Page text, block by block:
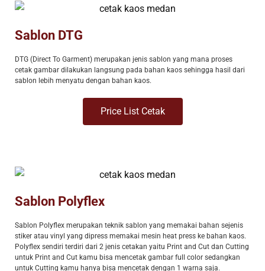
Sablon DTG
DTG (Direct To Garment) merupakan jenis sablon yang mana proses
cetak gambar dilakukan langsung pada bahan kaos sehingga hasil dari
sablon lebih menyatu dengan bahan kaos.
Price List Cetak
Sablon Polyflex
Sablon Polyflex merupakan teknik sablon yang memakai bahan sejenis
stiker atau vinyl yang dipress memakai mesin heat press ke bahan kaos.
Polyflex sendiri terdiri dari 2 jenis cetakan yaitu Print and Cut dan Cutting
untuk Print and Cut kamu bisa mencetak gambar full color sedangkan
untuk Cutting kamu hanya bisa mencetak dengan 1 warna saja.